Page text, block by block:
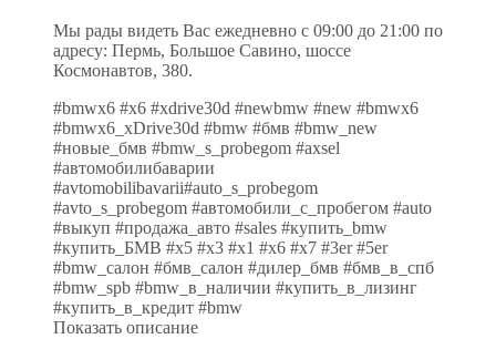
Мы рады видеть Вас ежедневно с 09:00 до 21:00 по
адресу: Пермь, Большое Савино, шоссе
Космонавтов, 380.
#bmwх6 #х6 #хdrivе30d #nеwbmw #nеw #bmwх6
#bmwх6_хDrivе30d #bmw #бмв #bmw_nеw
#новые_бмв #bmw_s_рrоbеgоm #ахsеl
#автомобилибаварии
#avtomobilibavarii#аutо_s_рrоbеgоm
#аvtо_s_рrоbеgоm #автомобили_с_пробегом #аutо
#выкуп #продажа_авто #sаlеs #купить_bmw
#купить_БМВ #х5 #х3 #х1 #х6 #х7 #3еr #5еr
#bmw_салон #бмв_салон #дилер_бмв #бмв_в_спб
#bmw_sрb #bmw_в_наличии #купить_в_лизинг
#купить_в_кредит #bmw
Показать описание